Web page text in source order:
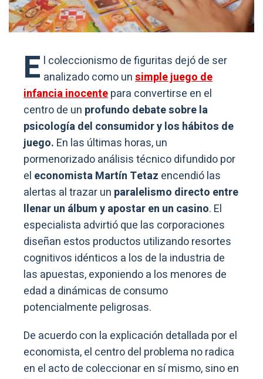
E l coleccionismo de figuritas dejó de ser
analizado como unsimple juego de
infancia inocentepara convertirse en el
centro de un profundo debate sobre la
psicología del consumidor y los hábitos de
juego. En las últimas horas, un
pormenorizado análisis técnico difundido por
el economista Martín Tetaz encendió las
alertas al trazar un paralelismo directo entre
llenar un álbum y apostar en un casino. El
especialista advirtió que las corporaciones
diseñan estos productos utilizando resortes
cognitivos idénticos a los de la industria de
las apuestas, exponiendo a los menores de
edad a dinámicas de consumo
potencialmente peligrosas.
De acuerdo con la explicación detallada por el
economista, el centro del problema no radica
en el acto de coleccionar en sí mismo, sino en